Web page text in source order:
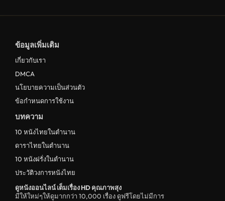
ข้อมูลเพิ่มเติม
เกี่ยวกับเรา
DMCA
นโยบายความเป็นส่วนตัว
ข้อกำหนดการใช้งาน
บทความ
10 หนังไทยในตำนาน
ดาราไทยในตำนาน
10 หนังฝรั่งในตำนาน
ประวัติวงการหนังไทย
ดูหนังออนไลน์ เต็มเรื่อง HD คุณภาพสุง
มีให้ใหม่ๆให้ดูมากกว่า 10,000 เรื่อง ดูฟรีโดยไม่มีการ